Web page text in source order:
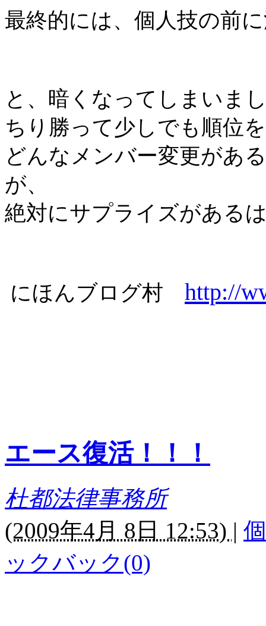
最終的には、個人技の前
と、暗くなってしまいま
ちり勝って少しでも順位
どんなメンバー変更があ
が、
絶対にサプライズがある
にほんブログ村 http://
エース復活！！！
杜都法律事務所
(2009年4月 8日 12:53) |
ックバック(0)